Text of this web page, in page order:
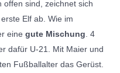
offen sind, zeichnet sich
Elf ab. Wie im
eine gute Mischung . 4
dafür U-21. Mit Maier und
Fußballalter das Gerüst.